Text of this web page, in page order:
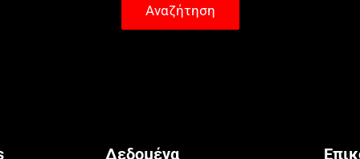
Αναζήτηση
Δεδομένα